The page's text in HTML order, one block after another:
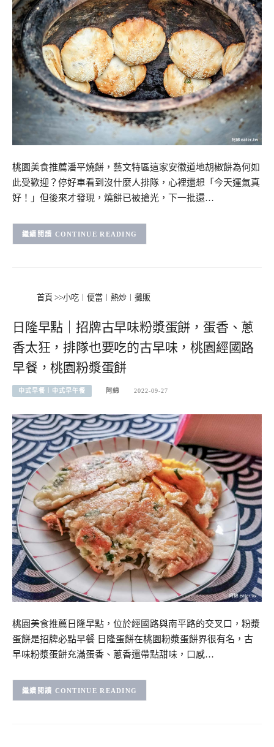
桃園美食推薦潘平燒餅，藝文特區這家安徽道地胡椒餅為何如
此受歡迎？停好車看到沒什麼人排隊，心裡還想「今天運氣真
好！」但後來才發現，燒餅已被搶光，下一批還…
CONTINUE READING
首頁 >>小吃︱便當︱熱炒︱攤販
日隆早點｜招牌古早味粉漿蛋餅，蛋香、蔥
香太狂，排隊也要吃的古早味，桃園經國路
早餐，桃園粉漿蛋餅
中式早餐︱中式早午餐 阿綿 2022-09-27
桃園美食推薦日隆早點，位於經國路與南平路的交叉口，粉漿
蛋餅是招牌必點早餐 日隆蛋餅在桃園粉漿蛋餅界很有名，古
早味粉漿蛋餅充滿蛋香、蔥香還帶點甜味，口感…
CONTINUE READING